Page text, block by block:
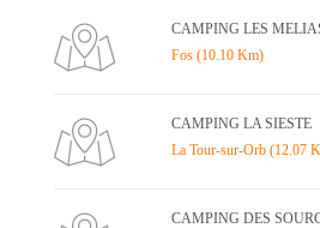
CAMPING LES
Fos (10.10 Km)
CAMPING LA SIESTE
La Tour-sur-Orb (12.07
CAMPING DES